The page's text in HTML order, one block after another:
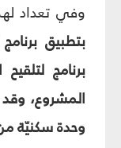
وفي تعداد
بتطبيق
برنامج
وحدة سكنيّة